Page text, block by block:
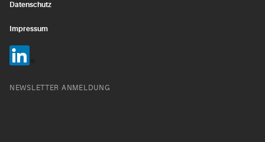
Datenschutz
Impressum
NEWSLETTER ANMELDUNG